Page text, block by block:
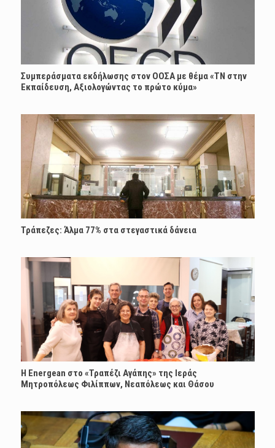
Συμπεράσματα εκδήλωσης στον ΟΟΣΑ με θέμα «ΤΝ στην
Εκπαίδευση, Αξιολογώντας το πρώτο κύμα»
Τράπεζες: Άλμα 77% στα στεγαστικά δάνεια
H Energean στο «Τραπέζι Αγάπης» της Ιεράς
Μητροπόλεως Φιλίππων, Νεαπόλεως και Θάσου